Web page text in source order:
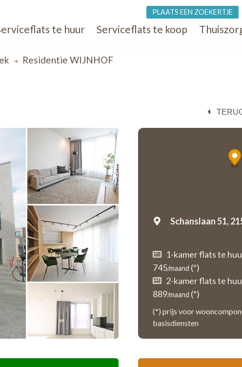
te huur Serviceflats te koop
PLAATS EEN ZOEKERTJE
Residentie WIJNHOF
Schanslaan 51,
1-kamer flats te
745/maand (*)
2-kamer flats te
889/maand (*)
(*) prijs voor
basisdiensten